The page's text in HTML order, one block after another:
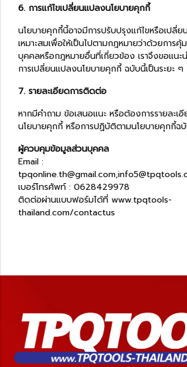
6. การแก้ไขเปลี่ยนแปลงนโยบายคุกกี้
นโยบายคุกกี้นี้อาจมีการปรับปรุงแก้ไขหรือเปลี่
เหมาะสมเพื่อให้เป็นไปตามกฎหมายว่าด้วยการ
บุคคลหรือกฎหมายอื่นที่เกี่ยวข้อง เราจึงขอแนะ
การเปลี่ยนแปลงนโยบายคุกกี้ ฉบับนี้เป็นระยะ ๆ
7. รายละเอียดการติดต่อ
หากมีคำถาม ข้อเสนอแนะ หรือต้องการรายละเ
นโยบายคุกกี้ หรือการปฏิบัติตามนโยบายคุกกี้ฉ
ผู้ควบคุมข้อมูลส่วนบุคคล
Email :
เบอร์โทรศัพท์ : 0628429978
ติดต่อผ่านแบบฟอร์มได้ที่ www.tpqtools-
thailand.com/contactus